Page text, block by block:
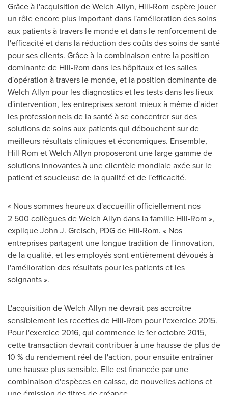
Grâce à l'acquisition de Welch Allyn, Hill-Rom espère jouer
un rôle encore plus important dans l'amélioration des soins
aux patients à travers le monde et dans le renforcement de
l'efficacité et dans la réduction des coûts des soins de santé
pour ses clients. Grâce à la combinaison entre la position
dominante de Hill-Rom dans les hôpitaux et les salles
d'opération à travers le monde, et la position dominante de
Welch Allyn pour les diagnostics et les tests dans les lieux
d'intervention, les entreprises seront mieux à même d'aider
les professionnels de la santé à se concentrer sur des
solutions de soins aux patients qui débouchent sur de
meilleurs résultats cliniques et économiques. Ensemble,
Hill-Rom et Welch Allyn proposeront une large gamme de
solutions innovantes à une clientèle mondiale axée sur le
patient et soucieuse de la qualité et de l'efficacité.
« Nous sommes heureux d'accueillir officiellement nos
2 500 collègues de Welch Allyn dans la famille Hill-Rom »,
expliqueJohn J. Greisch, PDG de Hill-Rom. « Nos
entreprises partagent une longue tradition de l'innovation,
de la qualité, et les employés sont entièrement dévoués à
l'amélioration des résultats pour les patients et les
soignants ».
L'acquisition de Welch Allyn ne devrait pas accroître
sensiblement les recettes de Hill-Rom pour l'exercice 2015.
Pour l'exercice 2016, qui commence le 1er octobre 2015,
cette transaction devrait contribuer à une hausse de plus de
10 % du rendement réel de l'action, pour ensuite entraîner
une hausse plus sensible. Elle est financée par une
combinaison d'espèces en caisse, de nouvelles actions et